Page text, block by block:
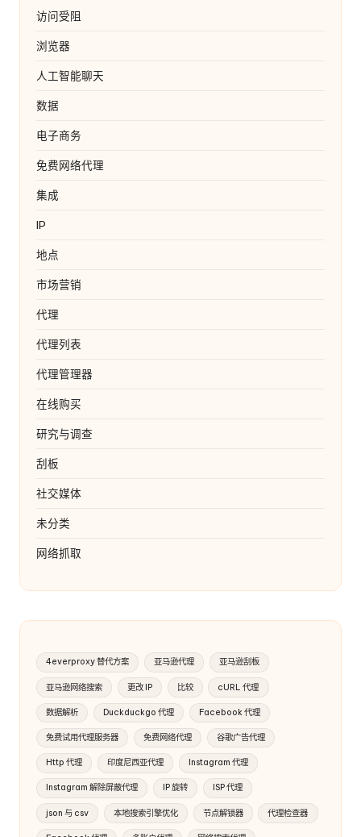
访问受阻
浏览器
人工智能聊天
数据
电子商务
免费网络代理
集成
IP
地点
市场营销
代理
代理列表
代理管理器
在线购买
研究与调查
刮板
社交媒体
未分类
网络抓取
4everproxy 替代方案 亚马逊代理 亚马逊刮板
亚马逊网络搜索 更改 IP 比较 cURL 代理
数据解析 Duckduckgo 代理 Facebook 代理
免费试用代理服务器 免费网络代理 谷歌广告代理
Http 代理 印度尼西亚代理 Instagram 代理
Instagram 解除屏蔽代理 IP 旋转 ISP 代理
json 与 csv 本地搜索引擎优化 节点解锁器 代理检查器